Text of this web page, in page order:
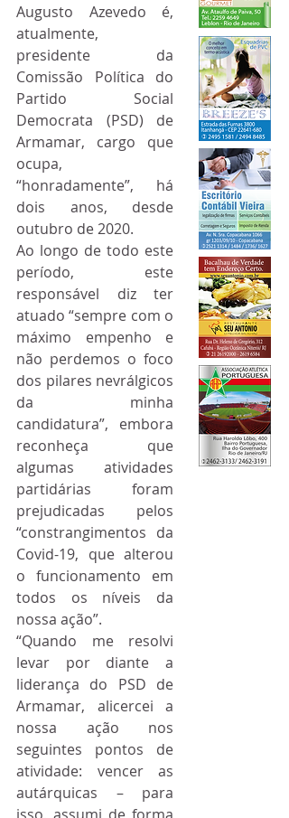
Augusto Azevedo é,
atualmente,
presidente da
Comissão Política do
Partido Social
Democrata (PSD) de
Armamar, cargo que
ocupa,
“honradamente”, há
dois anos, desde
outubro de 2020.
Ao longo de todo este
período, este
responsável diz ter
atuado “sempre com o
máximo empenho e
não perdemos o foco
dos pilares nevrálgicos
da minha
candidatura”, embora
reconheça que
algumas atividades
partidárias foram
prejudicadas pelos
“constrangimentos da
Covid-19, que alterou
o funcionamento em
todos os níveis da
nossa ação”.
“Quando me resolvi
levar por diante a
liderança do PSD de
Armamar, alicercei a
nossa ação nos
seguintes pontos de
atividade: vencer as
autárquicas – para